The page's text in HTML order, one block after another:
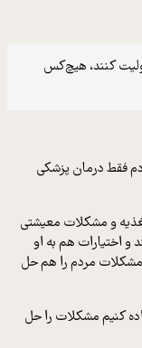
کنند، هیچ‌کس
فقط درمان پزشکی
و مشکلات معیشتی
و اختیارات هم به او
مشکلات مردم را هم حل
کنیم مشکلات را حل